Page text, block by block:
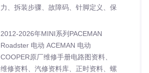
力、拆装步骤、故障码、针脚定义、保
2012-2026年MINI系列PACEMAN
Roadster 电动 ACEMAN 电动
COOPER原厂维修手册电路图资料、
维修资料、汽修资料库、正时资料、螺